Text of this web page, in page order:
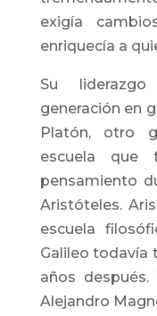
exigía
enriquecía a
Su
generación en
Platón, otro
escuela que
pensamiento
Aristóteles.
escuela
Galileo todavía
años
Alejandro